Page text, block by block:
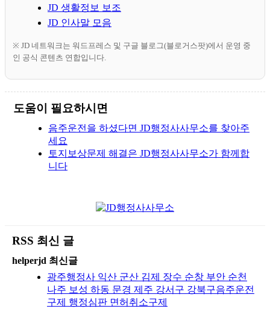
JD 생활정보 보조
JD 인사말 모음
※ JD 네트워크는 워드프레스 및 구글 블로그(블로거스팟)에서 운영 중
인 공식 콘텐츠 연합입니다.
도움이 필요하시면
음주운전을 하셨다면 JD행정사사무소를 찾아주
세요
토지보상문제 해결은 JD행정사사무소가 함께합
니다
RSS 최신 글
helperjd 최신글
광주행정사 익산 군산 김제 장수 순창 부안 순천
나주 보성 하동 문경 제주 강서구 강북구음주운전
구제 행정심판 면허취소구제